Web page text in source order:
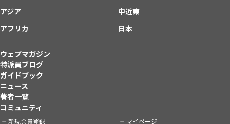
アジア
中近東
アフリカ
日本
ウェブマガジン
特派員ブログ
ガイドブック
ニュース
著者一覧
コミュニティ
新規会員登録 マイページ